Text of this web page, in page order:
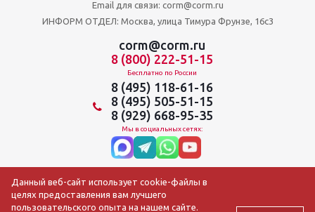
Email для связи: corm@corm.ru
ИНФОРМ ОТДЕЛ: Москва, улица Тимура Фрунзе, 16с3
corm@corm.ru
8 (800) 222-51-15
Бесплатно по России
8 (495) 118-61-16
8 (495) 505-51-15
8 (929) 668-95-35
Мы в социальных сетях:
Данный веб-сайт использует cookie-файлы в
целях предоставления вам лучшего
пользовательского опыта на нашем сайте.